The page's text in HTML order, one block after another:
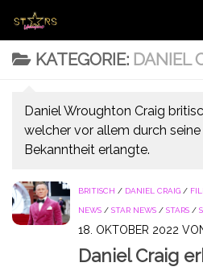
Zum Inhalt springen
KATEGORIE: DANIEL
Daniel Wroughton Craig
welcher vor allem durch
Bekanntheit erlangte.
BRITISCH / DANIEL CRAIG /
NEWS / STAR NEWS / STARS /
18. OKTOBER 2022
Daniel Craig